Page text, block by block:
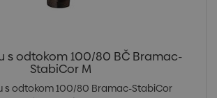
s odtokom 100/80 BČ Bramac-
StabiCor M
s odtokom 100/80 Bramac-StabiCor